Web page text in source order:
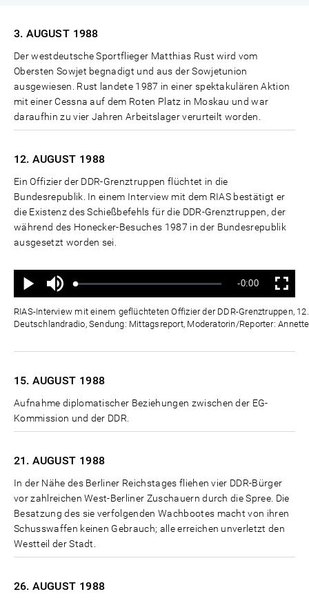
3. AUGUST 1988
Der westdeutsche Sportflieger Matthias Rust wird vom
Obersten Sowjet begnadigt und aus der Sowjetunion
ausgewiesen. Rust landete 1987 in einer spektakulären Aktion
mit einer Cessna auf dem Roten Platz in Moskau und war
daraufhin zu vier Jahren Arbeitslager verurteilt worden.
12. AUGUST 1988
Ein Offizier der DDR-Grenztruppen flüchtet in die
Bundesrepublik. In einem Interview mit dem RIAS bestätigt er
die Existenz des Schießbefehls für die DDR-Grenztruppen, der
während des Honecker-Besuches 1987 in der Bundesrepublik
ausgesetzt worden sei.
Wiedergabe
Ton
aus
Geladen:
Status:
Verbleibende
Zeit
-0:00 Vollbild
RIAS-Interview mit einem geflüchteten Offizier der DDR-Grenztruppen,
Deutschlandradio, Sendung: Mittagsreport, Moderatorin/Reporter:
15. AUGUST 1988
Aufnahme diplomatischer Beziehungen zwischen der EG-
Kommission und der DDR.
21. AUGUST 1988
In der Nähe des Berliner Reichstages fliehen vier DDR-Bürger
vor zahlreichen West-Berliner Zuschauern durch die Spree. Die
Besatzung des sie verfolgenden Wachbootes macht von ihren
Schusswaffen keinen Gebrauch; alle erreichen unverletzt den
Westteil der Stadt.
26. AUGUST 1988